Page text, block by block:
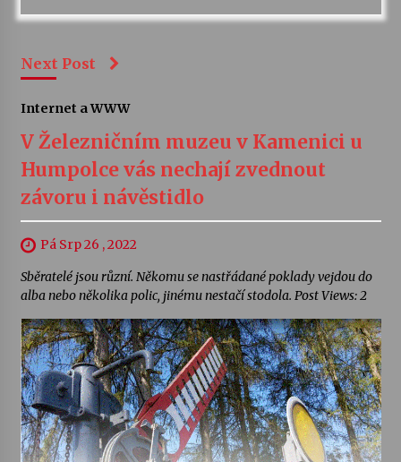
Next Post
Internet a WWW
V Železničním muzeu v Kamenici u
Humpolce vás nechají zvednout
závoru i návěstidlo
Pá Srp 26 , 2022
Sběratelé jsou různí. Někomu se nastřádané poklady vejdou do
alba nebo několika polic, jinému nestačí stodola. Post Views: 2